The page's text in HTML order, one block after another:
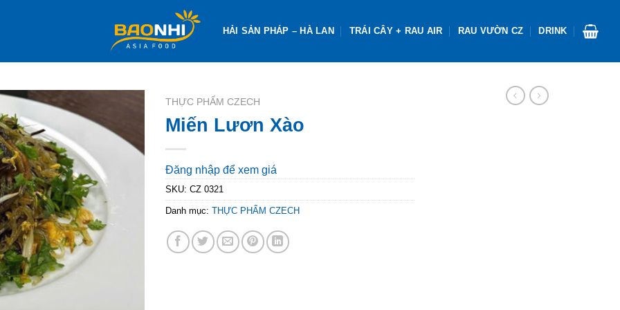
HẢI SẢN PHÁP – HÀ LAN TRÁI CÂY + RAU AIR RAU VƯỜN CZ DRINK
THỰC PHẨM CZECH
Miến Lươn Xào
Đăng nhập để xem giá
SKU: CZ 0321
Danh mục: THỰC PHẨM CZECH